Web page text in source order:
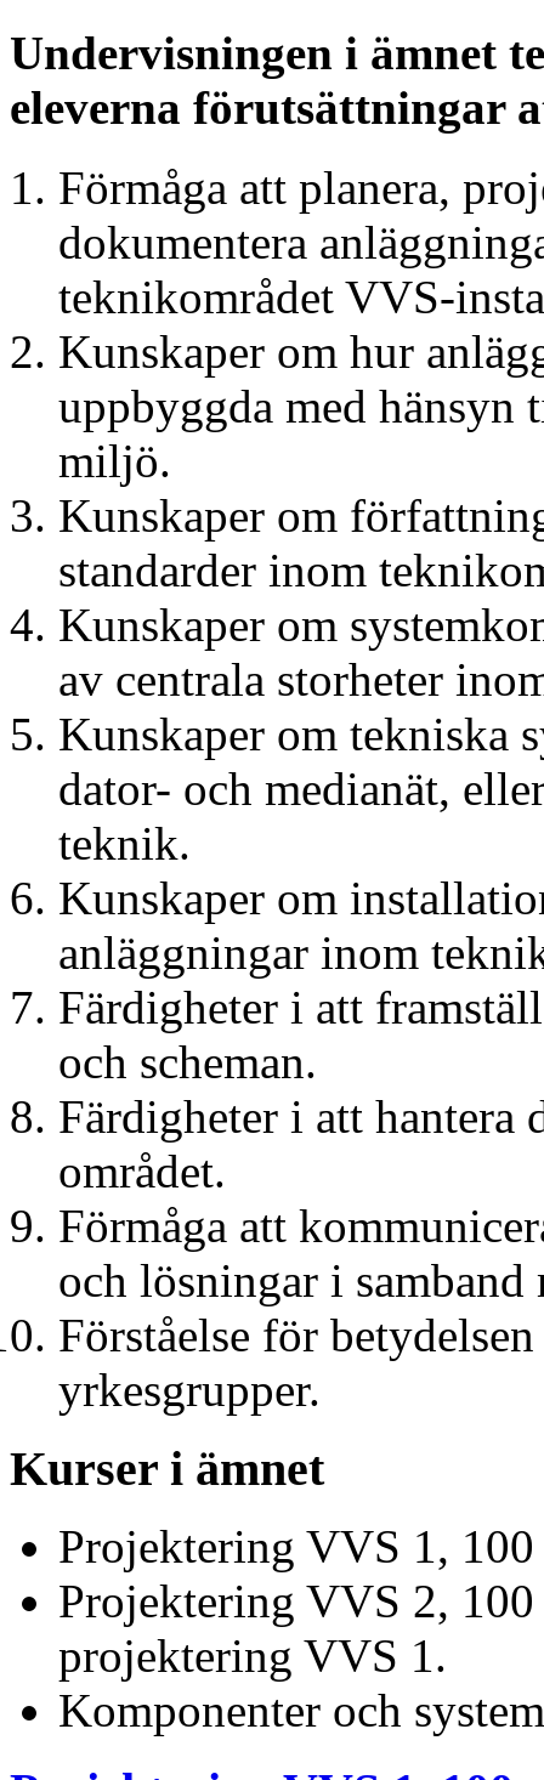
Undervisningen i ämnet
eleverna förutsättningar
Förmåga att planera,
dokumentera
teknikområdet VVS-
Kunskaper om hur
uppbyggda med
miljö.
Kunskaper om
standarder inom
Kunskaper om
av centrala storheter
Kunskaper om tekniska
dator- och medianät,
teknik.
Kunskaper om
anläggningar inom
Färdigheter i att
och scheman.
Färdigheter i att hantera
området.
Förmåga att
och lösningar i
Förståelse för
yrkesgrupper.
Kurser i ämnet
Projektering VVS 1, 100
Projektering VVS 2, 100
projektering VVS 1.
Komponenter och